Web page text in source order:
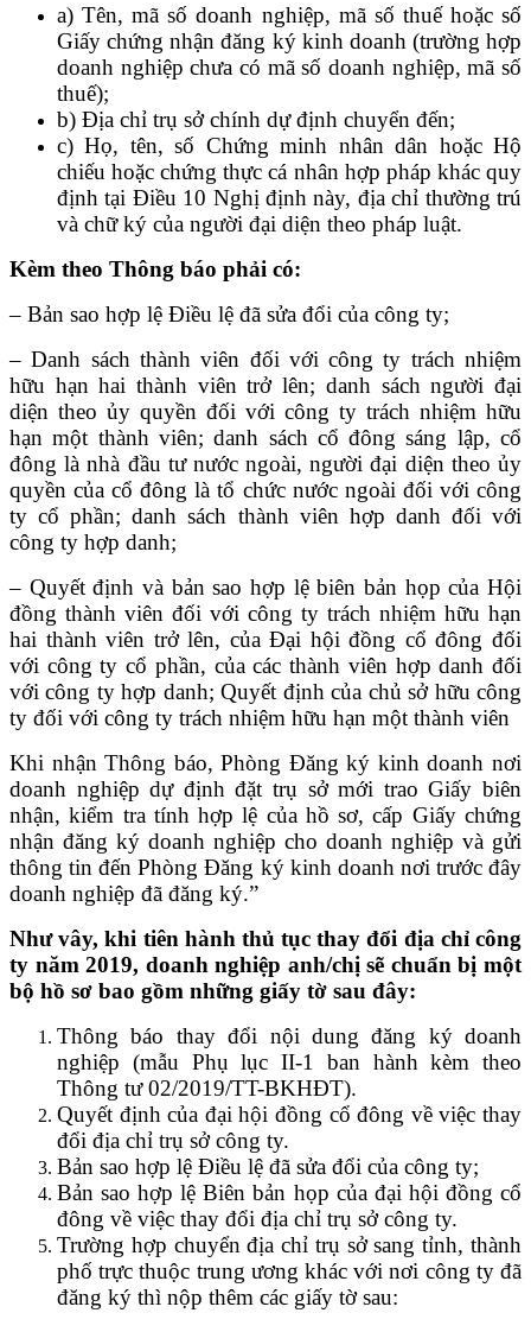
a) Tên, mã số doanh nghiệp, mã số thuế hoặc số
Giấy chứng nhận đăng ký kinh doanh (trường hợp
doanh nghiệp chưa có mã số doanh nghiệp, mã số
thuế);
b) Địa chỉ trụ sở chính dự định chuyển đến;
c) Họ, tên, số Chứng minh nhân dân hoặc Hộ
chiếu hoặc chứng thực cá nhân hợp pháp khác quy
định tại Điều 10 Nghị định này, địa chỉ thường trú
và chữ ký của người đại diện theo pháp luật.
Kèm theo Thông báo phải có:
– Bản sao hợp lệ Điều lệ đã sửa đổi của công ty;
– Danh sách thành viên đối với công ty trách nhiệm
hữu hạn hai thành viên trở lên; danh sách người đại
diện theo ủy quyền đối với công ty trách nhiệm hữu
hạn một thành viên; danh sách cổ đông sáng lập, cổ
đông là nhà đầu tư nước ngoài, người đại diện theo ủy
quyền của cổ đông là tổ chức nước ngoài đối với công
ty cổ phần; danh sách thành viên hợp danh đối với
công ty hợp danh;
– Quyết định và bản sao hợp lệ biên bản họp của Hội
đồng thành viên đối với công ty trách nhiệm hữu hạn
hai thành viên trở lên, của Đại hội đồng cổ đông đối
với công ty cổ phần, của các thành viên hợp danh đối
với công ty hợp danh; Quyết định của chủ sở hữu công
ty đối với công ty trách nhiệm hữu hạn một thành viên
Khi nhận Thông báo, Phòng Đăng ký kinh doanh nơi
doanh nghiệp dự định đặt trụ sở mới trao Giấy biên
nhận, kiểm tra tính hợp lệ của hồ sơ, cấp Giấy chứng
nhận đăng ký doanh nghiệp cho doanh nghiệp và gửi
thông tin đến Phòng Đăng ký kinh doanh nơi trước đây
doanh nghiệp đã đăng ký.”
Như vây, khi tiên hành thủ tục thay đổi địa chỉ công
ty năm 2019, doanh nghiệp anh/chị sẽ chuẩn bị một
bộ hồ sơ bao gồm những giấy tờ sau đây:
Thông báo thay đổi nội dung đăng ký doanh
nghiệp (mẫu Phụ lục II-1 ban hành kèm theo
Thông tư 02/2019/TT-BKHĐT).
Quyết định của đại hội đồng cổ đông về việc thay
đổi địa chỉ trụ sở công ty.
Bản sao hợp lệ Điều lệ đã sửa đổi của công ty;
Bản sao hợp lệ Biên bản họp của đại hội đồng cổ
đông về việc thay đổi địa chỉ trụ sở công ty.
Trường hợp chuyển địa chỉ trụ sở sang tỉnh, thành
phố trực thuộc trung ương khác với nơi công ty đã
đăng ký thì nộp thêm các giấy tờ sau: